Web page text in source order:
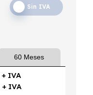
Sin IVA
60 Meses
+ IVA
+ IVA